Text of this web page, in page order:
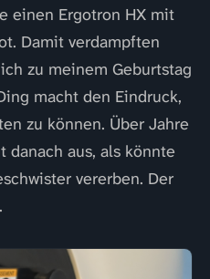
einen Ergotron HX mit
Damit verdampften
zu meinem Geburtstag
macht den Eindruck,
zu können. Über Jahre
danach aus, als könnte
vererben. Der